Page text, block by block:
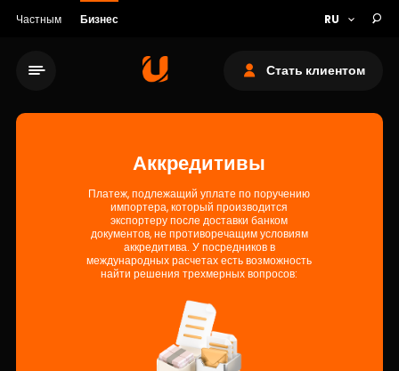
Частным Бизнес
Стать клиентом
Сеть обслуживания
О банке
Устойчивость
Кешбэк
Аккредитивы
Платеж, подлежащий уплате по поручению
импортера, который производится
экспортеру после доставки банком
документов, не противоречащим условиям
аккредитива. У посредников в
международных расчетах есть возможность
найти решения трехмерных вопросов: